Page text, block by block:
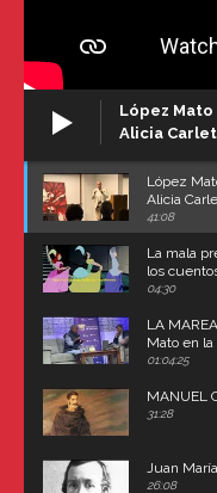
López
Alicia
López
Alicia
Carroll
41:08
La mala
los
04:30
LA
Mato en la
(Uruguay)
01:04:25
MANUEL
31:28
Juan
26:08